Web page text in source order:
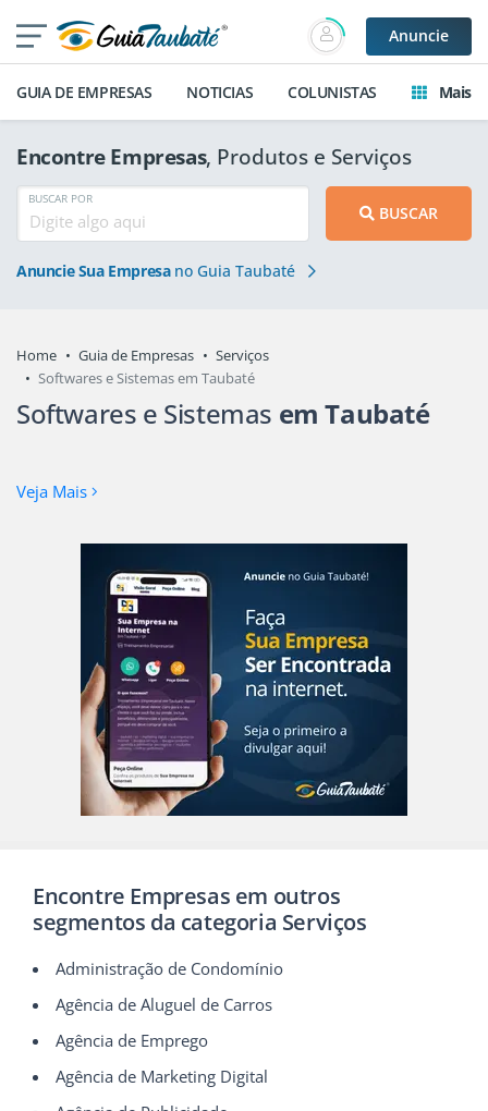
Anuncie
GUIA DE EMPRESAS NOTICIAS COLUNISTAS Mais
Encontre Empresas, Produtos e Serviços
BUSCAR POR
BUSCAR
Anuncie Sua Empresano Guia Taubaté
Home Guia de Empresas
Serviços
Softwares e Sistemas em Taubaté
Softwares e Sistemas em Taubaté
Veja Mais
Encontre Empresas em outros
segmentos da categoria Serviços
Administração de Condomínio
Agência de Aluguel de Carros
Agência de Emprego
Agência de Marketing Digital